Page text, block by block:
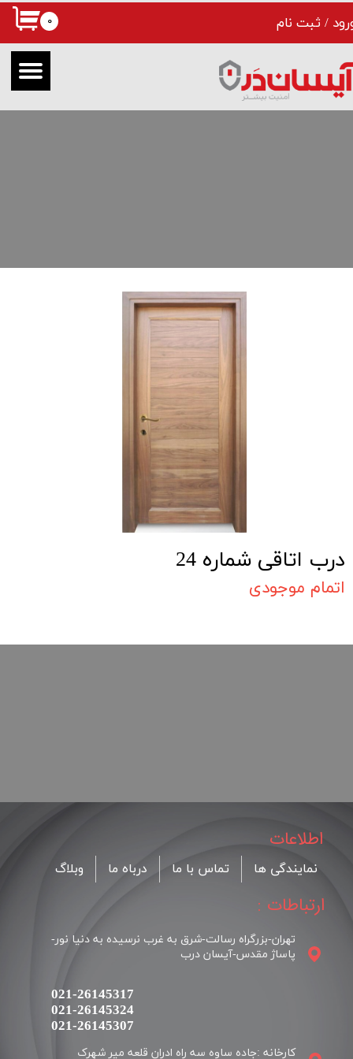
/ ثبت نام
حساب کاربری من
تغییر گذر واژه
سفارشات
۰
درب اتاقی شماره 24
اتمام موجودی
نمایندگی ها تماس با ما درباه ما وبلاگ
اطلاعات
ارتباطات :
تهران-بزرگراه رسالت-شرق به غرب نرسیده به دنیا نور-
پاساژ مقدس-آیسان درب
کارخانه :جاده ساوه سه راه ادران قلعه میر شهرک
021-26145317
021-26145324
​​​​​​​021-26145307